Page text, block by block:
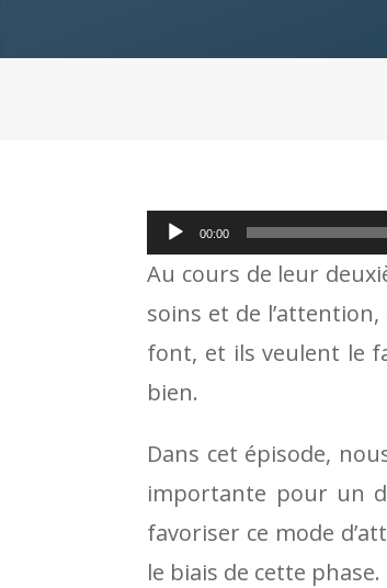
Lecteur
audio
00:00
Au cours de leur
soins et de
font, et ils veulent le
bien.
Dans cet épisode,
importante pour un
favoriser ce mode
le biais de cette phase.